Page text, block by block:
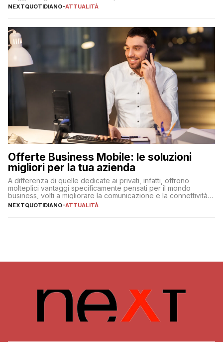
NEXTQUOTIDIANO-ATTUALITÀ
Offerte Business Mobile: le soluzioni
migliori per la tua azienda
A differenza di quelle dedicate ai privati, infatti, offrono
molteplici vantaggi specificamente pensati per il mondo
business, volti a migliorare la comunicazione e la connettività
degli utenti
NEXTQUOTIDIANO-ATTUALITÀ